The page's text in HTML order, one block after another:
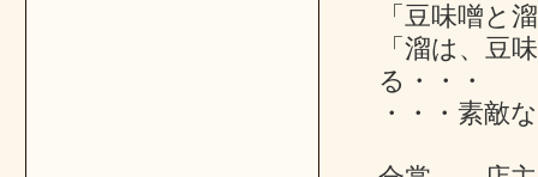
「豆味噌と
「溜は、豆
る・・・
・・・素敵